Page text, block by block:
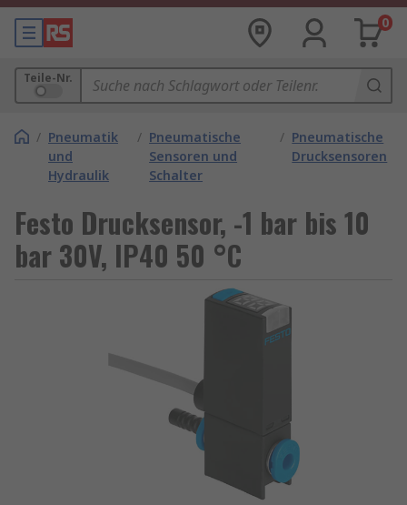
0
Teile-Nr.
/ Pneumatik
und
Hydraulik
/ Pneumatische
Sensoren und
Schalter
/ Pneumatische
Drucksensoren
Festo Drucksensor, -1 bar bis 10
bar 30V, IP40 50 °C